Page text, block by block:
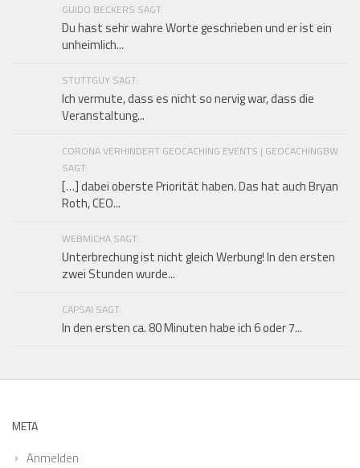
GUIDO BECKERS SAGT:
Du hast sehr wahre Worte geschrieben und er ist ein
unheimlich...
STUTTGUY SAGT:
Ich vermute, dass es nicht so nervig war, dass die
Veranstaltung...
CORONA VERHINDERT GEOCACHING EVENTS | GEOCACHINGBW
SAGT:
[…] dabei oberste Priorität haben. Das hat auch Bryan
Roth, CEO...
WEBMICHA SAGT:
Unterbrechung ist nicht gleich Werbung! In den ersten
zwei Stunden wurde...
CAPSAI SAGT:
In den ersten ca. 80 Minuten habe ich 6 oder 7...
META
Anmelden